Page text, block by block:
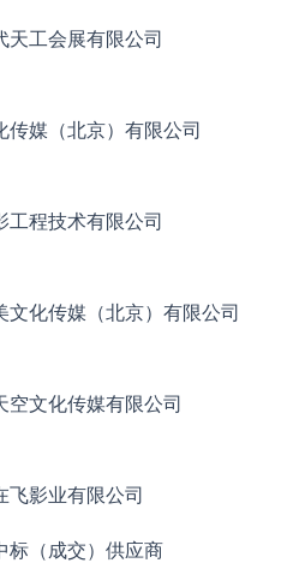
天工会展有限公司
传媒（北京）有限公司
工程技术有限公司
文化传媒（北京）有限公司
空文化传媒有限公司
飞影业有限公司
标（成交）供应商